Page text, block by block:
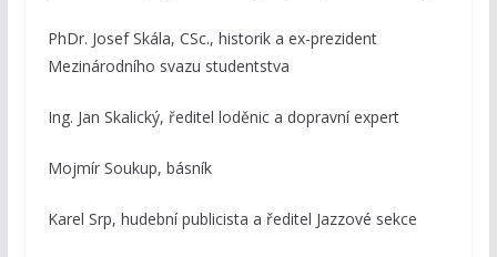
PhDr. Josef Skála, CSc., historik a ex-prezident
Mezinárodního svazu studentstva
Ing. Jan Skalický, ředitel loděnic a dopravní expert
Mojmír Soukup, básník
Karel Srp, hudební publicista a ředitel Jazzové sekce